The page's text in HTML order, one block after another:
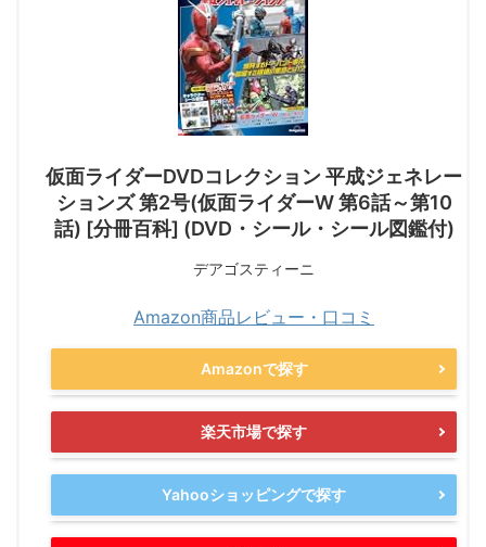
仮面ライダーDVDコレクション 平成ジェネレー
ションズ 第2号(仮面ライダーW 第6話～第10
話) [分冊百科] (DVD・シール・シール図鑑付)
デアゴスティーニ
Amazon商品レビュー・口コミ
Amazonで探す
楽天市場で探す
Yahooショッピングで探す